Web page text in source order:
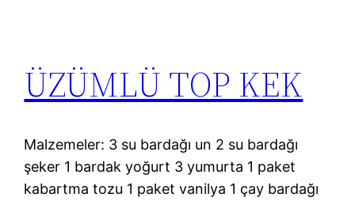
ÜZÜMLÜ TOP KEK
Malzemeler: 3 su bardağı un 2 su bardağı
şeker 1 bardak yoğurt 3 yumurta 1 paket
kabartma tozu 1 paket vanilya 1 çay bardağı